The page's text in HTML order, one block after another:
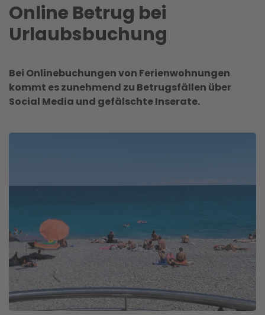
Online Betrug bei
Urlaubsbuchung
Bei Onlinebuchungen von Ferienwohnungen
kommt es zunehmend zu Betrugsfällen über
Social Media und gefälschte Inserate.